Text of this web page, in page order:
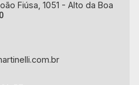
Fiúsa, 1051 - Alto da Boa